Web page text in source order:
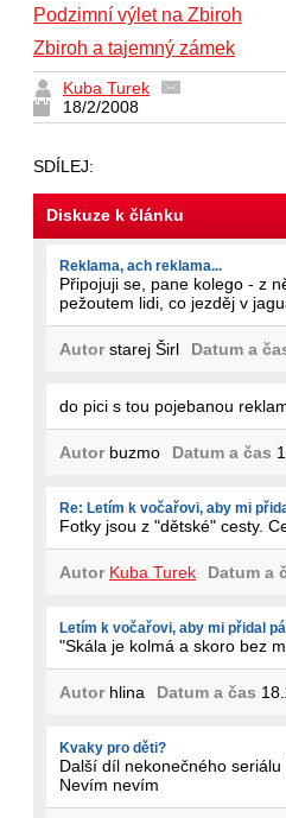
Podzimní výlet na Zbiroh
Zbiroh a tajemný zámek
Kuba Turek
18/2/2008
SDÍLEJ:
Diskuze k článku
Reklama, ach reklama...
Připojuji se, pane kolego - z
pežoutem lidi, co jezděj v
Autorstarej Širl Datum a
do pici s tou pojebanou
Autorbuzmo Datum a čas
Re: Letím k vočařovi, aby mi
Fotky jsou z "dětské" cesty.
Autor Kuba Turek Datum a
Letím k vočařovi, aby mi přidal
"Skála je kolmá a skoro bez
Autorhlina Datum a čas
Kvaky pro děti?
Další díl nekonečného
Nevím nevím